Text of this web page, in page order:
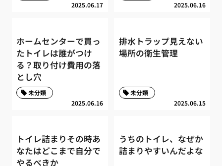
2025.06.17 2025.06.16
ホームセンターで買っ
たトイレは誰がつけ
る？取り付け費用の落
とし穴
2025.06.16
未分類
排水トラップ見えない
場所の衛生管理
2025.06.15
未分類
トイレ詰まりその時あ
なたはどこまで自分で
やるべきか
うちのトイレ、なぜか
詰まりやすいんだよな